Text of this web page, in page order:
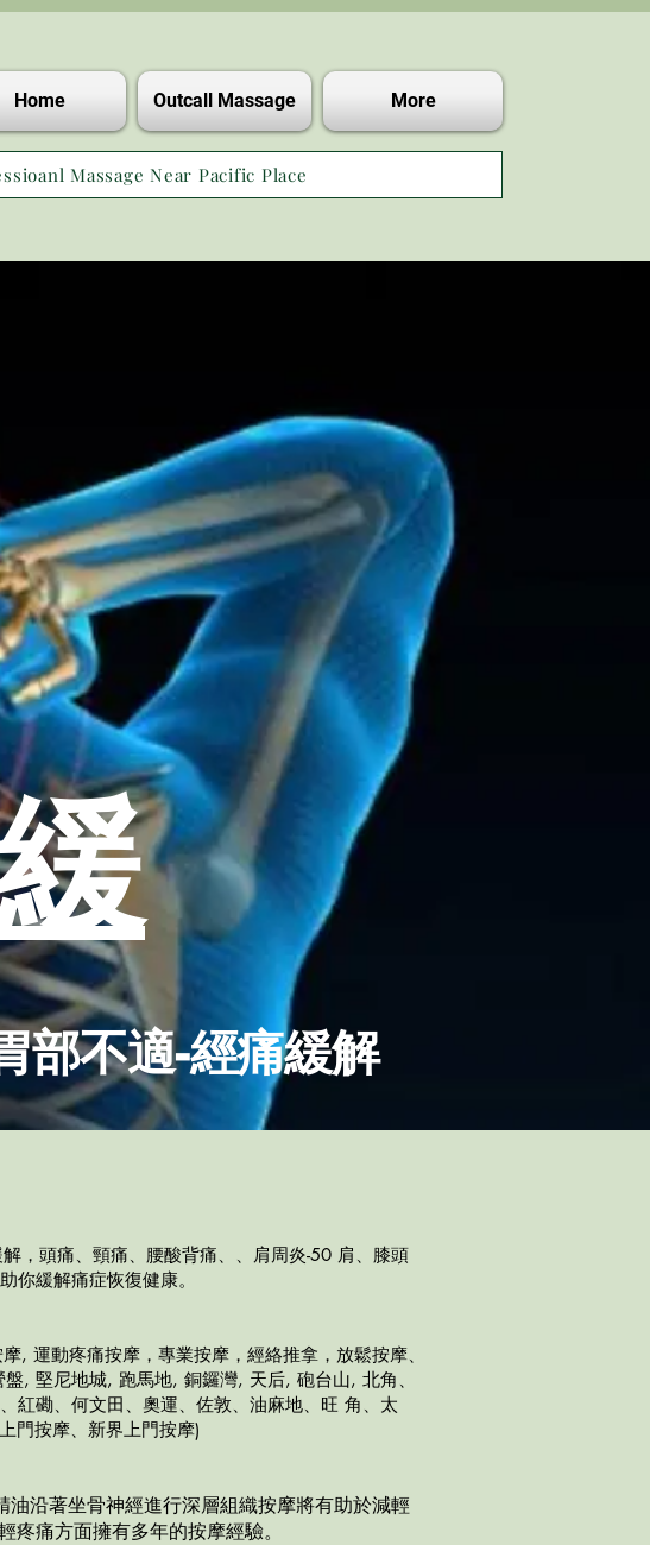
Home Outcall Massage More
Massage Near Pacific Place
部不適-經痛緩解
，頭痛、頸痛、腰酸背痛、、肩周炎-50 肩、膝頭
你緩解痛症恢復健康。
, 運動疼痛按摩，專業按摩，經絡推拿，放鬆按摩、
, 堅尼地城, 跑馬地, 銅鑼灣, 天后, 砲台山, 北角、
紅磡、何文田、奧運、佐敦、油麻地、旺 角、太
門按摩、新界上門按摩)
沿著坐骨神經進行深層組織按摩將有助於減輕
疼痛方面擁有多年的按摩經驗。